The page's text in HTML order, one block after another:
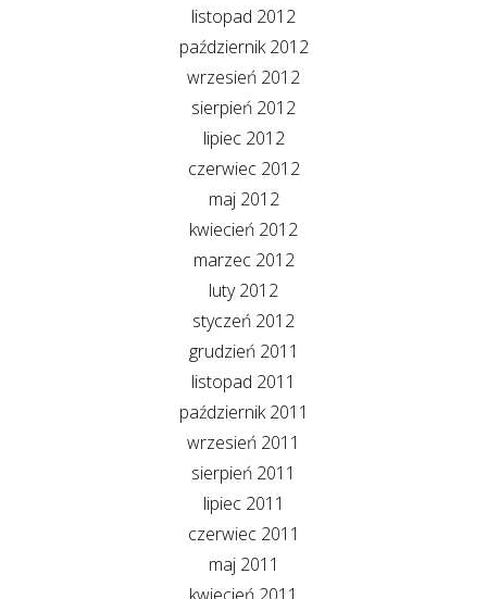
listopad 2012
październik 2012
wrzesień 2012
sierpień 2012
lipiec 2012
czerwiec 2012
maj 2012
kwiecień 2012
marzec 2012
luty 2012
styczeń 2012
grudzień 2011
listopad 2011
październik 2011
wrzesień 2011
sierpień 2011
lipiec 2011
czerwiec 2011
maj 2011